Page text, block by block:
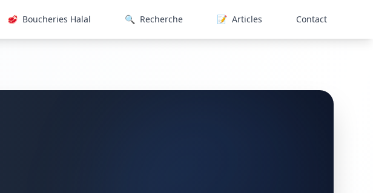
🥩 Boucheries Halal 🔍 Recherche 📝 Articles Contact